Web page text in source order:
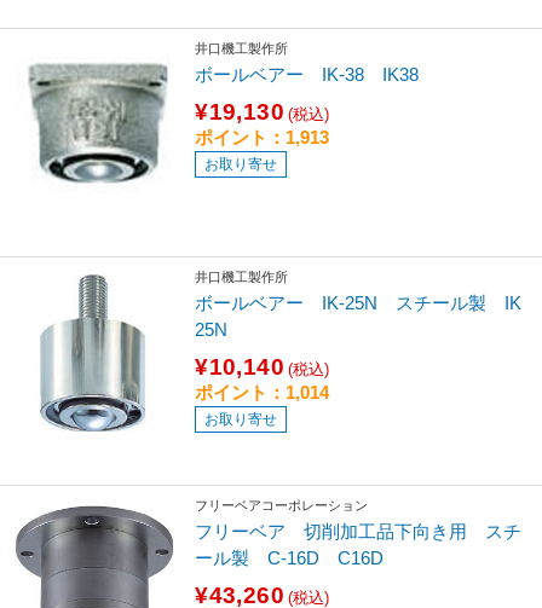
井口機工製作所
ボールベアー IK-38 IK38
¥19,130 (税込)
ポイント：1,913
お取り寄せ
井口機工製作所
ボールベアー IK-25N スチール製 IK
25N
¥10,140 (税込)
ポイント：1,014
お取り寄せ
フリーベアコーポレーション
フリーベア 切削加工品下向き用 スチ
ール製 C-16D C16D
¥43,260 (税込)